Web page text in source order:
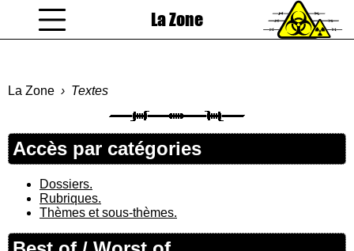
La Zone
La Zone Textes
Accès par catégories
Dossiers.
Rubriques.
Thèmes et sous-thèmes.